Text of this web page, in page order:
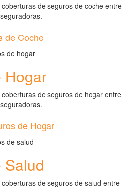
de seguros de coche entre
de Coche
Hogar
de seguros de hogar entre
de Hogar
Salud
de seguros de salud entre